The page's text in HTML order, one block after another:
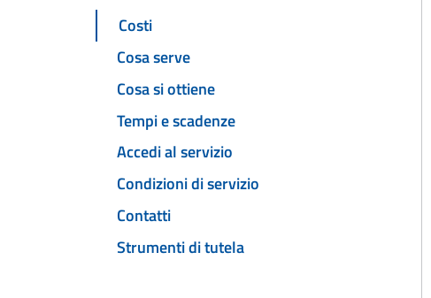
Costi
Cosa serve
Cosa si ottiene
Tempi e scadenze
Accedi al servizio
Condizioni di servizio
Contatti
Strumenti di tutela